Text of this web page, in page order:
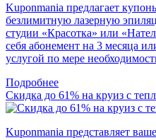
Kuponmania предлагает
безлимитную лазерную
студии «Красотка» или
себя абонемент на 3 месяца
услугой по мере
Подробнее
Скидка до 61% на круиз с
Kuponmania представляет